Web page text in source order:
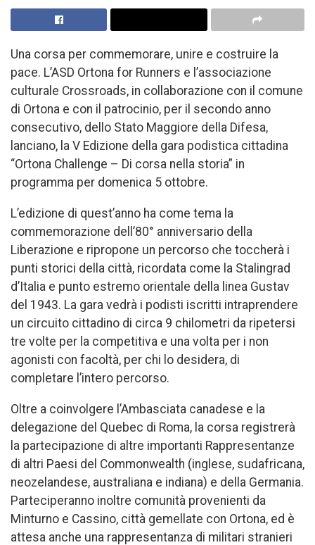
Una corsa per commemorare, unire e costruire la
pace. L’ASD Ortona for Runners e l’associazione
culturale Crossroads, in collaborazione con il comune
di Ortona e con il patrocinio, per il secondo anno
consecutivo, dello Stato Maggiore della Difesa,
lanciano, la V Edizione della gara podistica cittadina
“Ortona Challenge – Di corsa nella storia” in
programma per domenica 5 ottobre.
L’edizione di quest’anno ha come tema la
commemorazione dell’80° anniversario della
Liberazione e ripropone un percorso che toccherà i
punti storici della città, ricordata come la Stalingrad
d’Italia e punto estremo orientale della linea Gustav
del 1943. La gara vedrà i podisti iscritti intraprendere
un circuito cittadino di circa 9 chilometri da ripetersi
tre volte per la competitiva e una volta per i non
agonisti con facoltà, per chi lo desidera, di
completare l’intero percorso.
Oltre a coinvolgere l’Ambasciata canadese e la
delegazione del Quebec di Roma, la corsa registrerà
la partecipazione di altre importanti Rappresentanze
di altri Paesi del Commonwealth (inglese, sudafricana,
neozelandese, australiana e indiana) e della Germania.
Parteciperanno inoltre comunità provenienti da
Minturno e Cassino, città gemellate con Ortona, ed è
attesa anche una rappresentanza di militari stranieri